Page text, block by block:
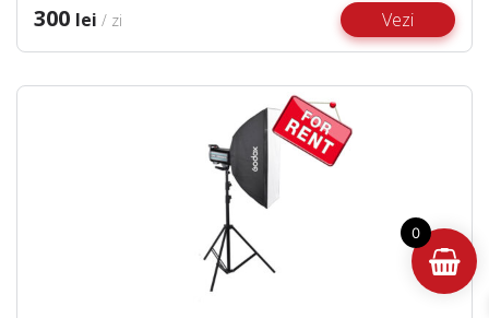
300 lei / zi Vezi
0